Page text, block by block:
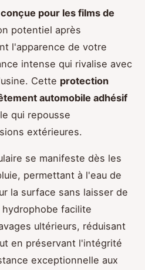
pour les films de
potentiel après
l'apparence de votre
intense qui rivalise avec
Cette protection
automobile adhésif
qui repousse
extérieures.
se manifeste dès les
permettant à l'eau de
la surface sans laisser de
facilite
ultérieurs, réduisant
en préservant l'intégrité
exceptionnelle aux